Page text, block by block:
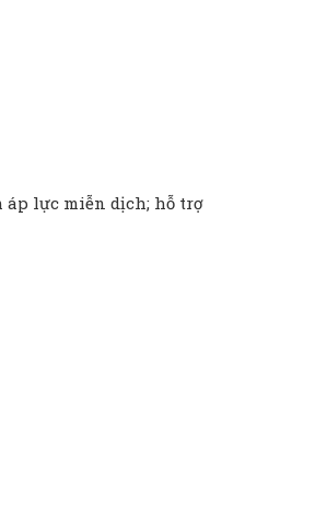
áp lực miễn dịch; hỗ trợ